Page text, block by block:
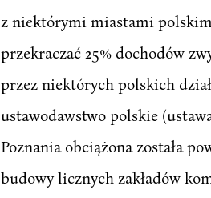
z niektórymi miastami
przekraczać 25% dochodów
przez niektórych polskich
ustawodawstwo polskie
Poznania obciążona została
budowy licznych zakładów